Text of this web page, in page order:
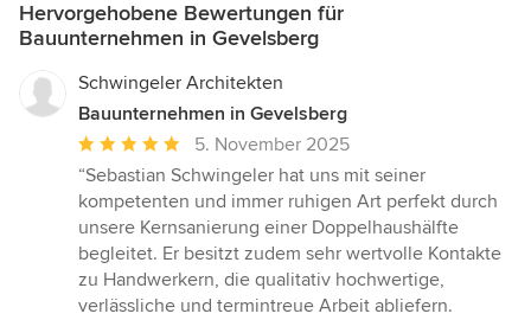
Hervorgehobene Bewertungen für
Bauunternehmen in Gevelsberg
Schwingeler Architekten
Bauunternehmen in Gevelsberg
Durchschnittliche
Bewertung:
5
von
5
Sternen
5. November 2025
“Sebastian Schwingeler hat uns mit seiner
kompetenten und immer ruhigen Art perfekt durch
unsere Kernsanierung einer Doppelhaushälfte
begleitet. Er besitzt zudem sehr wertvolle Kontakte
zu Handwerkern, die qualitativ hochwertige,
verlässliche und termintreue Arbeit abliefern.